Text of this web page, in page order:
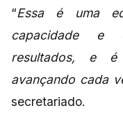
“Essa é uma
capacidade e
resultados, e
avançando cada
secretariado.